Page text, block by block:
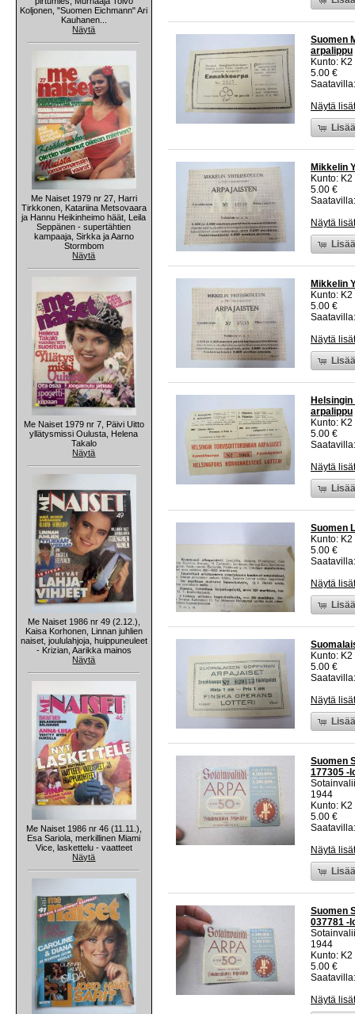
Koljonen, "Suomen Eichmann" Ari
Kauhanen...
Näytä
Me Naiset 1979 nr 27, Harri
Tirkkonen, Katariina Metsovaara
ja Hannu Heikinheimo häät, Leila
Seppänen - supertähtien
kampaaja, Sirkka ja Aarno
Stormbom
Näytä
Me Naiset 1979 nr 7, Päivi Uitto
yllätysmissi Oulusta, Helena
Takalo
Näytä
Me Naiset 1986 nr 49 (2.12.),
Kaisa Korhonen, Linnan juhlien
naiset, joululahjoja, huippuneuleet
- Krizian, Aarikka mainos
Näytä
Me Naiset 1986 nr 46 (11.11.),
Esa Sariola, merkillinen Miami
Vice, laskettelu - vaatteet
Näytä
Suomen
arpalippu
Kunto:
5.00 €
Näytä
Mikkelin
Kunto:
5.00 €
Näytä
Mikkelin
Kunto:
5.00 €
Näytä
arpalippu
Kunto:
5.00 €
Näytä
Suomen
Kunto:
5.00 €
Näytä
Kunto:
5.00 €
Näytä
Suomen
177305 -
1944
Kunto:
5.00 €
Näytä
Suomen
037781 -
1944
Kunto:
5.00 €
Näytä